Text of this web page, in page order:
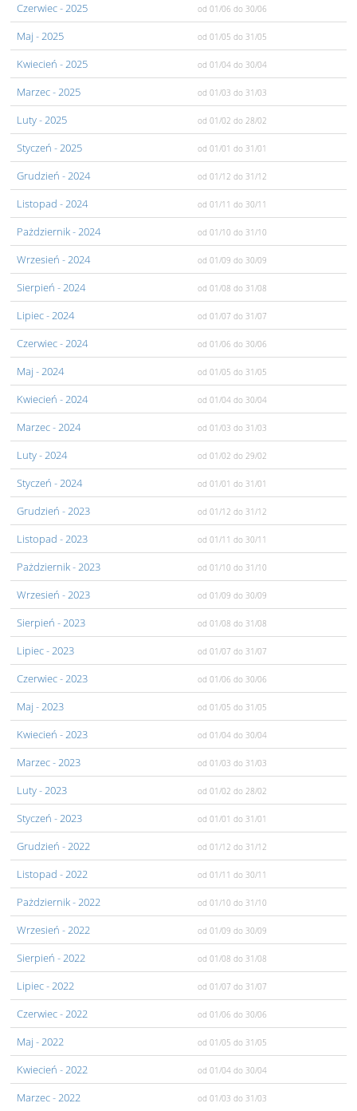
Czerwiec- 2025 od 01/06 do 30/06
Maj - 2025 od 01/05 do 31/05
Kwiecień - 2025 od 01/04 do 30/04
Marzec- 2025 od 01/03 do 31/03
Luty- 2025 od 01/02 do 28/02
Styczeń - 2025 od 01/01 do 31/01
Grudzień - 2024 od 01/12 do 31/12
Listopad - 2024 od 01/11 do 30/11
Pażdziernik- 2024 od 01/10 do 31/10
Wrzesień - 2024 od 01/09 do 30/09
Sierpień - 2024 od 01/08 do 31/08
Lipiec- 2024 od 01/07 do 31/07
Czerwiec- 2024 od 01/06 do 30/06
Maj - 2024 od 01/05 do 31/05
Kwiecień - 2024 od 01/04 do 30/04
Marzec- 2024 od 01/03 do 31/03
Luty- 2024 od 01/02 do 29/02
Styczeń - 2024 od 01/01 do 31/01
Grudzień - 2023 od 01/12 do 31/12
Listopad - 2023 od 01/11 do 30/11
Pażdziernik- 2023 od 01/10 do 31/10
Wrzesień - 2023 od 01/09 do 30/09
Sierpień - 2023 od 01/08 do 31/08
Lipiec- 2023 od 01/07 do 31/07
Czerwiec- 2023 od 01/06 do 30/06
Maj - 2023 od 01/05 do 31/05
Kwiecień - 2023 od 01/04 do 30/04
Marzec- 2023 od 01/03 do 31/03
Luty- 2023 od 01/02 do 28/02
Styczeń - 2023 od 01/01 do 31/01
Grudzień - 2022 od 01/12 do 31/12
Listopad - 2022 od 01/11 do 30/11
Pażdziernik- 2022 od 01/10 do 31/10
Wrzesień - 2022 od 01/09 do 30/09
Sierpień - 2022 od 01/08 do 31/08
Lipiec- 2022 od 01/07 do 31/07
Czerwiec- 2022 od 01/06 do 30/06
Maj - 2022 od 01/05 do 31/05
Kwiecień - 2022 od 01/04 do 30/04
Marzec- 2022 od 01/03 do 31/03